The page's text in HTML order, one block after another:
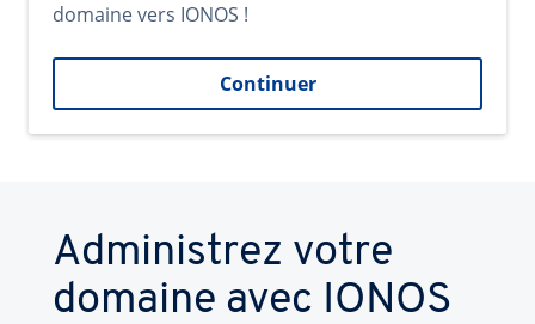
domaine vers IONOS !
Continuer
Administrez votre
domaine avec IONOS